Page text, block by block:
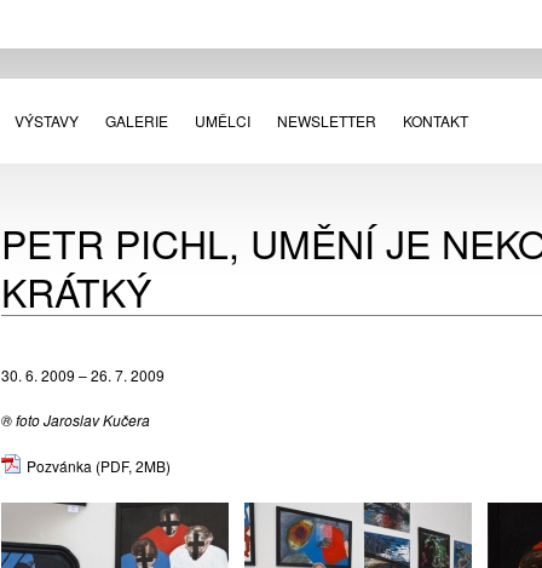
VÝSTAVY GALERIE UMĚLCI NEWSLETTER KONTAKT
PETR PICHL, UMĚNÍ JE
KRÁTKÝ
30. 6. 2009 – 26. 7. 2009
® foto Jaroslav Kučera
Pozvánka (PDF, 2MB)